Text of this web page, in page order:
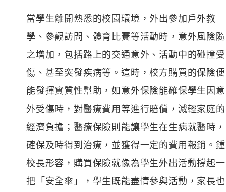
當學生離開熟悉的校園環境，外出參加戶外教
學、參觀訪問、體育比賽等活動時，意外風險隨
之增加，包括路上的交通意外、活動中的碰撞受
傷、甚至突發疾病等。這時，校方購買的保險便
能發揮實質性幫助，如意外保險能確保學生因意
外受傷時，對醫療費用等進行賠償，減輕家庭的
經濟負擔；醫療保險則能讓學生在生病就醫時，
確保及時得到治療，並獲得一定的費用報銷。鍾
校長形容，購買保險就像為學生外出活動撐起一
把「安全傘」，學生既能盡情參與活動，家長也